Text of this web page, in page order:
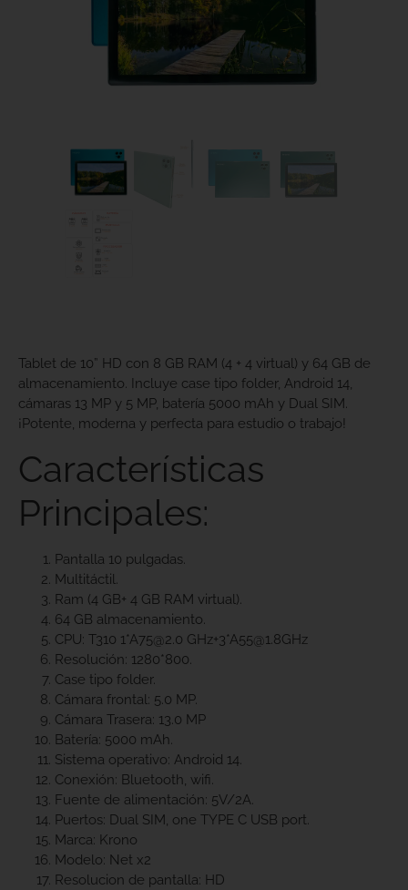
Tablet de 10” HD con 8 GB RAM (4 + 4 virtual) y 64 GB de
almacenamiento. Incluye case tipo folder, Android 14,
cámaras 13 MP y 5 MP, batería 5000 mAh y Dual SIM.
¡Potente, moderna y perfecta para estudio o trabajo!
Características
Principales:
Pantalla 10 pulgadas.
Multitáctil.
Ram (4 GB+ 4 GB RAM virtual).
64 GB almacenamiento.
CPU: T310 1*A75@2.0 GHz+3*A55@1.8GHz
Resolución: 1280*800.
Case tipo folder.
Cámara frontal: 5.0 MP.
Cámara Trasera: 13.0 MP
Batería: 5000 mAh.
Sistema operativo: Android 14.
Conexión: Bluetooth, wifi.
Fuente de alimentación: 5V/2A.
Puertos: Dual SIM, one TYPE C USB port.
Marca: Krono
Modelo: Net x2
Resolucion de pantalla: HD